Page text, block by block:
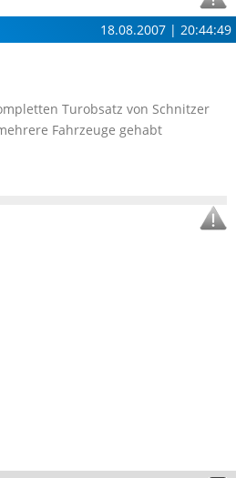
18.08.2007 | 20:44:49
Turobsatz von Schnitzer
Fahrzeuge gehabt